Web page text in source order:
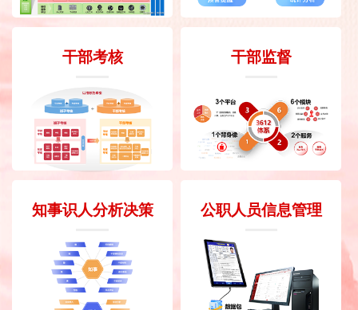
干部考核 干部监督
知事识人分析决策 公职人员信息管理